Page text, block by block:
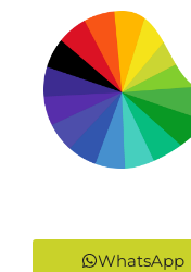
WhatsApp